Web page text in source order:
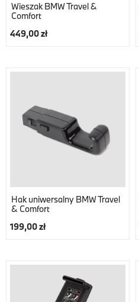
Wieszak BMW Travel &
Comfort
449,00 zł
Hak uniwersalny BMW Travel
& Comfort
199,00 zł